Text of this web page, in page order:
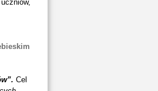
”. Cel